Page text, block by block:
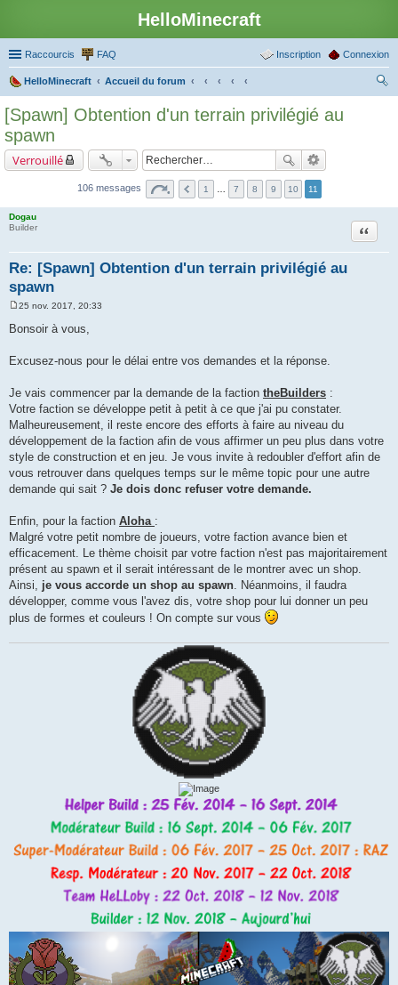
HelloMinecraft
Raccourcis FAQ Connexion
Inscription
HelloMinecraft
Accueil du forum
[Spawn] Obtention d'un terrain privilégié au
spawn
Verrouillé
106 messages 1 7 8 9 10 11
Dogau
Builder
Re: [Spawn] Obtention d'un terrain privilégié au
spawn
Citation
s
g
25 nov. 2017, 20:33
Bonsoir à vous,
Excusez-nous pour le délai entre vos demandes et la réponse.
Je vais commencer par la demande de la faction theBuilders :
Votre faction se développe petit à petit à ce que j'ai pu constater.
Malheureusement, il reste encore des efforts à faire au niveau du
développement de la faction afin de vous affirmer un peu plus dans votre
style de construction et en jeu. Je vous invite à redoubler d'effort afin de
vous retrouver dans quelques temps sur le même topic pour une autre
demande qui sait ? Je dois donc refuser votre demande.
Enfin, pour la faction Aloha :
Malgré votre petit nombre de joueurs, votre faction avance bien et
efficacement. Le thème choisit par votre faction n'est pas majoritairement
présent au spawn et il serait intéressant de le montrer avec un shop.
Ainsi, je vous accorde un shop au spawn. Néanmoins, il faudra
développer, comme vous l'avez dis, votre shop pour lui donner un peu
plus de formes et couleurs ! On compte sur vous